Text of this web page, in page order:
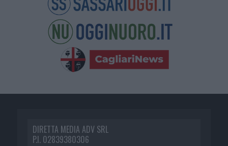
DIRETTA MEDIA ADV SRL
P.I. 02839380306